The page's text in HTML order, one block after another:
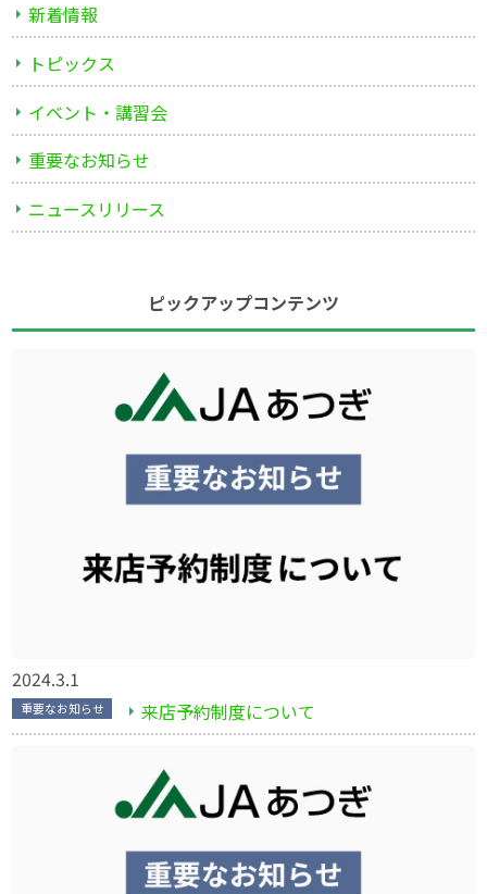
新着情報
トピックス
イベント・講習会
重要なお知らせ
ニュースリリース
ピックアップコンテンツ
2024.3.1
重要なお知らせ 来店予約制度について